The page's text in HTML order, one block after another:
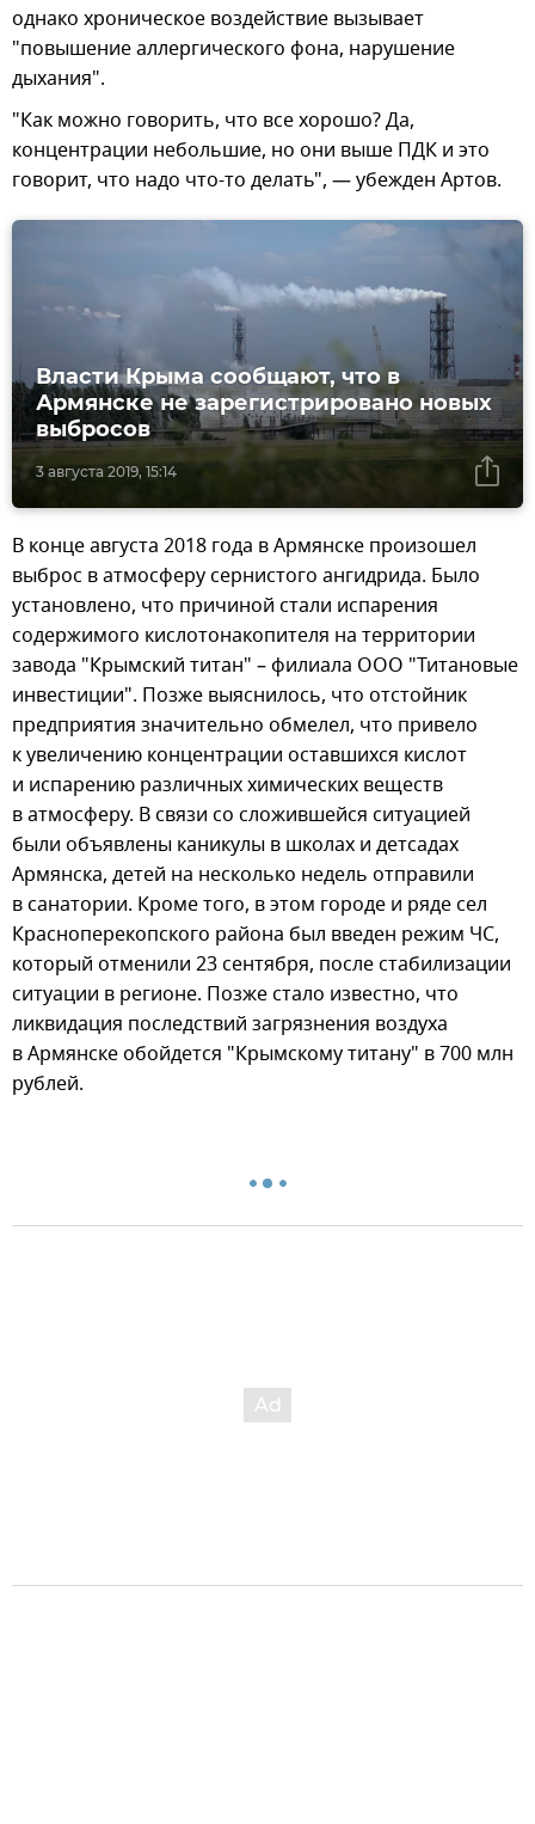
однако хроническое воздействие вызывает
"повышение аллергического фона, нарушение
дыхания".
"Как можно говорить, что все хорошо? Да,
концентрации небольшие, но они выше ПДК и это
говорит, что надо что-то делать", — убежден Артов.
3 августа 2019, 15:14
Власти Крыма сообщают, что в
Армянске не зарегистрировано новых
выбросов
В конце августа 2018 года в Армянске произошел
выброс в атмосферу сернистого ангидрида. Было
установлено, что причиной стали испарения
содержимого кислотонакопителя на территории
завода "Крымский титан" – филиала ООО "Титановые
инвестиции". Позже выяснилось, что отстойник
предприятия значительно обмелел, что привело
к увеличению концентрации оставшихся кислот
и испарению различных химических веществ
в атмосферу. В связи со сложившейся ситуацией
были объявлены каникулы в школах и детсадах
Армянска, детей на несколько недель отправили
в санатории. Кроме того, в этом городе и ряде сел
Красноперекопского района был введен режим ЧС,
который отменили 23 сентября, после стабилизации
ситуации в регионе. Позже стало известно, что
ликвидация последствий загрязнения воздуха
в Армянске обойдется "Крымскому титану" в 700 млн
рублей.